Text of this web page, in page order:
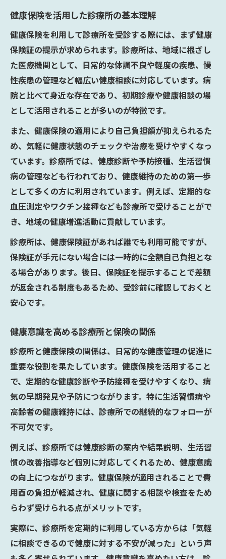
健康保険証がない時の身分証明のポイント
健康面で安心できる診療所の対応策とは
病院と診療所の定義を健康面から整理
健康維持の観点から見る診療所と病院の違
い
健康保険適用時の診療所と病院の特徴比較
健康面での診療所と病院の選択基準解説
健康保険利用時に知るべき医療機関の定義
健康意識で選ぶ診療所と病院の違い
健康志向で考える診療所と病院の選び方
健康重視の診療所利用メリットを徹底解説
健康管理に適した診療所と病院の選択眼
健康保険を最大限活用できる医療機関選び
健康的な生活を支える診療所と病院の使い
分け
健康保険活用による診療所受診の流れ解説
健康面を考慮した診療所受診手続きの解説
健康保険証提示から診療までの流れを整理
健康的に診療所を受診するための手順
健康保険活用時の診療所受付から診察まで
診療所利用時の健康的な受診ポイントまとめ
健康保険を活かす診療所受診のポイント集
健康維持のための診療所受診チェックリス
ト
健康的な診療所利用のための注意事項まと
め
健康意識を高める診療所受診アドバイス
健康保険証忘れ時も安心な診療所活用術
健康保険を活用した診療所の基本理解
健康保険を利用して診療所を受診する際には、まず健康
保険証の提示が求められます。診療所は、地域に根ざし
た医療機関として、日常的な体調不良や軽度の疾患、慢
性疾患の管理など幅広い健康相談に対応しています。病
院と比べて身近な存在であり、初期診療や健康相談の場
として活用されることが多いのが特徴です。
また、健康保険の適用により自己負担額が抑えられるた
め、気軽に健康状態のチェックや治療を受けやすくなっ
ています。診療所では、健康診断や予防接種、生活習慣
病の管理なども行われており、健康維持のための第一歩
として多くの方に利用されています。例えば、定期的な
血圧測定やワクチン接種なども診療所で受けることがで
き、地域の健康増進活動に貢献しています。
診療所は、健康保険証があれば誰でも利用可能ですが、
保険証が手元にない場合には一時的に全額自己負担とな
る場合があります。後日、保険証を提示することで差額
が返金される制度もあるため、受診前に確認しておくと
安心です。
健康意識を高める診療所と保険の関係
診療所と健康保険の関係は、日常的な健康管理の促進に
重要な役割を果たしています。健康保険を活用すること
で、定期的な健康診断や予防接種を受けやすくなり、病
気の早期発見や予防につながります。特に生活習慣病や
高齢者の健康維持には、診療所での継続的なフォローが
不可欠です。
例えば、診療所では健康診断の案内や結果説明、生活習
慣の改善指導など個別に対応してくれるため、健康意識
の向上につながります。健康保険が適用されることで費
用面の負担が軽減され、健康に関する相談や検査をため
らわず受けられる点がメリットです。
実際に、診療所を定期的に利用している方からは「気軽
に相談できるので健康に対する不安が減った」という声